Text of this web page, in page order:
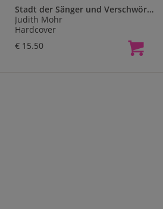
Stadt der Sänger und Verschwörer (Stadt der Magier 2)
Judith Mohr
Hardcover
€ 15.50